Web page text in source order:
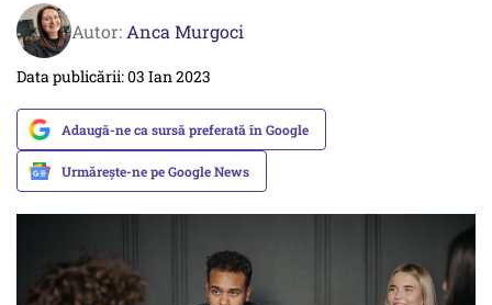
Autor: Anca Murgoci
Data publicării: 03 Ian 2023
Adaugă-ne ca sursă preferată în Google
Urmărește-ne pe Google News